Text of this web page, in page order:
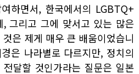
하면서, 한국에서의 LGBTQ+
그리고 그에 맞서고 있는 많은
은 제게 매우 큰 배움이었습니
은 나라별로 다르지만, 정치의
달할 것인가라는 질문은 일본